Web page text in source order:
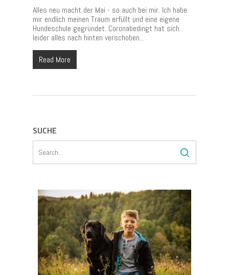
Alles neu macht der Mai - so auch bei mir. Ich habe
mir endlich meinen Traum erfüllt und eine eigene
Hundeschule gegründet. Coronabedingt hat sich
leider alles nach hinten verschoben...
Read More
SUCHE